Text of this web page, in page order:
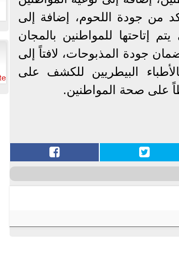
من جودة اللحوم، إضافة إلى
يتم إتاحتها للمواطنين بالمجان
جودة المذبوحات، لافتاً إلى
البيطريين للكشف على
على صحة المواطنين.